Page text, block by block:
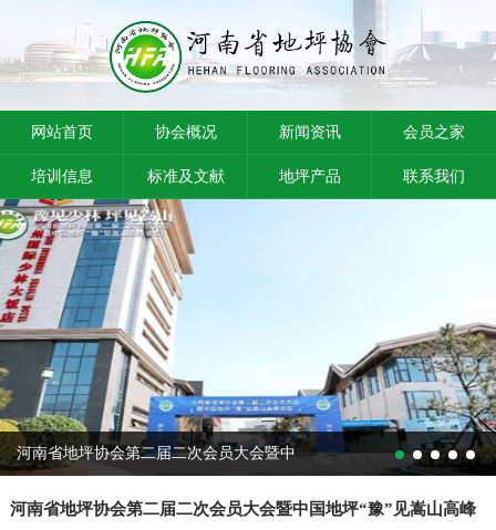
网站首页 协会概况 新闻资讯 会员之家
培训信息 标准及文献 地坪产品 联系我们
河南省地坪协会第二届二次会员大会暨中
河南省地坪协会第二届二次会员大会暨中国地坪“豫”见嵩山高峰